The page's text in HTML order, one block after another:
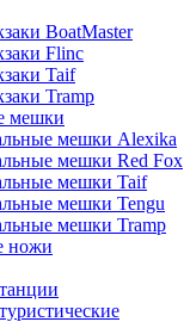
BoatMaster
Flinc
Taif
Tramp
мешки
мешки Alexika
мешки Red Fox
мешки Taif
мешки Tengu
мешки Tramp
ножи